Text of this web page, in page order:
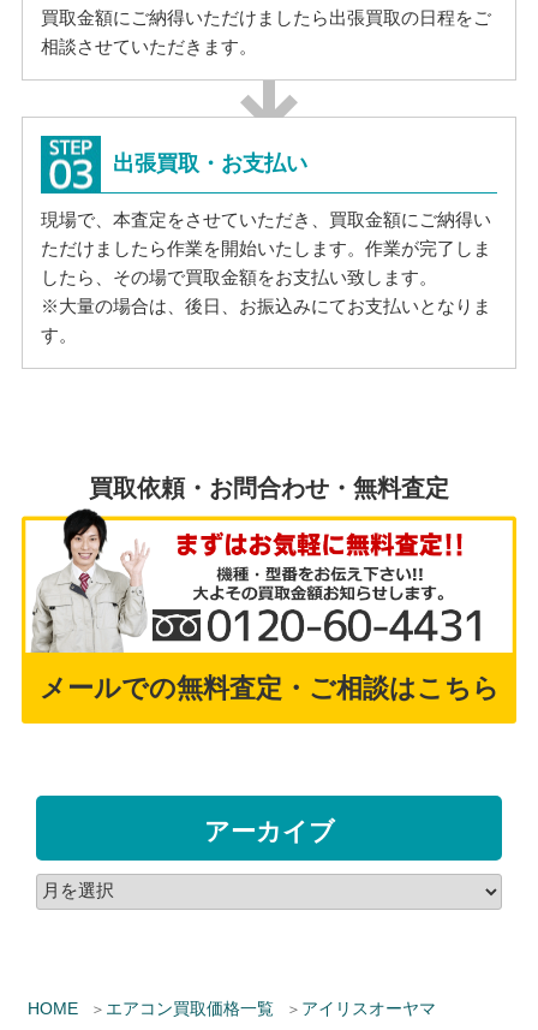
HOME エアコン買取価格一覧
アイリスオーヤマ
買取金額にご納得いただけましたら出張買取の日程をご
相談させていただきます。
出張買取・お支払い
現場で、本査定をさせていただき、買取金額にご納得い
ただけましたら作業を開始いたします。作業が完了しま
したら、その場で買取金額をお支払い致します。
※大量の場合は、後日、お振込みにてお支払いとなりま
す。
買取依頼・お問合わせ・無料査定
メールでの無料査定・ご相談はこちら
アーカイブ